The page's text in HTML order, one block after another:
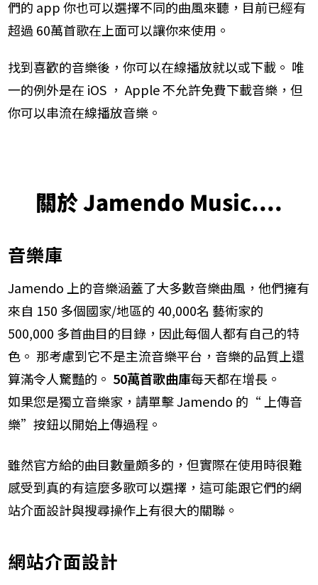
們的 app 你也可以選擇不同的曲風來聽，目前已經有
超過 60萬首歌在上面可以讓你來使用。
找到喜歡的音樂後，你可以在線播放就以或下載。 唯
一的例外是在 iOS ， Apple 不允許免費下載音樂，但
你可以串流在線​播放音樂。
關於 Jamendo Music....
音樂庫
​Jamendo 上的​音樂涵蓋了大多數音樂曲風，他們擁有
來自 150 多個國家/地區的 40,000名 藝術家的
500,000 多首曲目的目錄，因此每個人都有自己的特
色。 那考慮到它不是主流音樂平台，音樂的品質上還
算滿令人驚豔的​。 50萬首歌曲庫每天都在增長。
如果您是獨立音樂家，請單擊 Jamendo 的“ 上傳音
樂”按鈕以開始上傳過程。
​雖然官方給的曲目數量頗多的，但實際在使用時很難
感受到真的有這麼多歌可以選擇，這可能跟它們的網
站介面設計與搜尋操作上有很大的關聯。
​網站介面​設計